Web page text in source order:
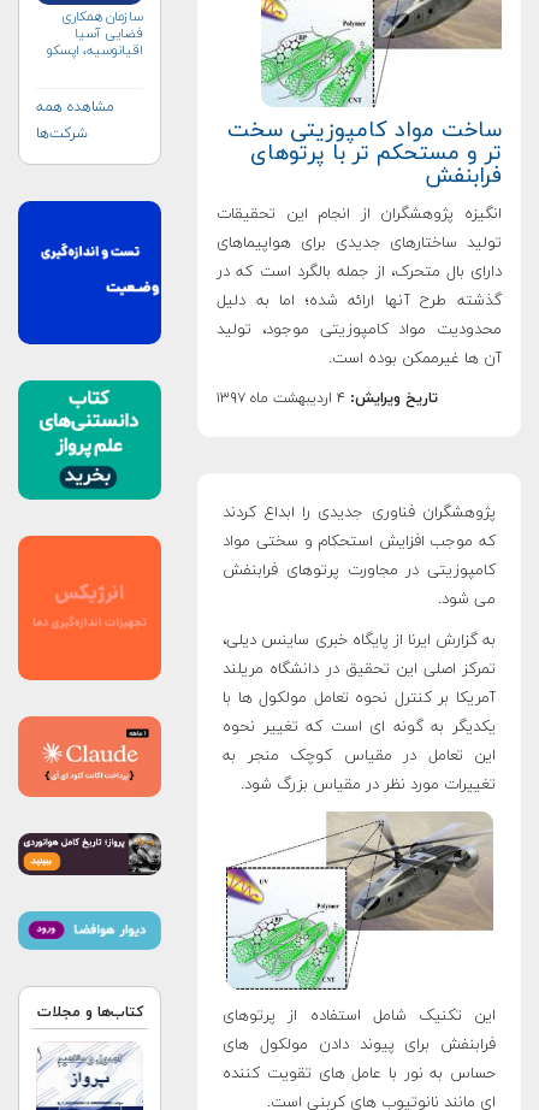
ساخت مواد کامپوزیتی سخت
تر و مستحکم تر با پرتوهای
فرابنفش
انگیزه پژوهشگران از انجام این تحقیقات
تولید ساختارهای جدیدی برای هواپیماهای
دارای بال متحرک، از جمله بالگرد است که در
گذشته طرح آنها ارائه شده؛ اما به دلیل
محدودیت مواد کامپوزیتی موجود، تولید
آن ها غیرممکن بوده است.
تاریخ ویرایش: ۴ اردیبهشت ماه ۱۳۹۷
پژوهشگران فناوری جدیدی را ابداع کردند
که موجب افزایش استحکام و سختی مواد
کامپوزیتی در مجاورت پرتوهای فرابنفش
می شود.
به گزارش ایرنا از پایگاه خبری ساینس دیلی،
تمرکز اصلی این تحقیق در دانشگاه مریلند
آمریکا بر کنترل نحوه تعامل مولکول ها با
یکدیگر به گونه ای است که تغییر نحوه
این تعامل در مقیاس کوچک منجر به
تغییرات مورد نظر در مقیاس بزرگ شود.
این تکنیک شامل استفاده از پرتوهای
فرابنفش برای پیوند دادن مولکول های
حساس به نور با عامل های تقویت کننده
ای مانند نانوتیوب های کربنی است.
سازمان همکاری
فضایی آسیا
اقیانوسیه، اپسکو
مشاهده همه
شرکت‌ها
کتاب‌ها و مجلات